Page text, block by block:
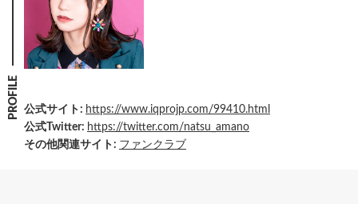
PROFILE 公式サイト: https://www.iqprojp.com/99410.html
公式Twitter: https://twitter.com/natsu_amano
その他関連サイト: ファンクラブ